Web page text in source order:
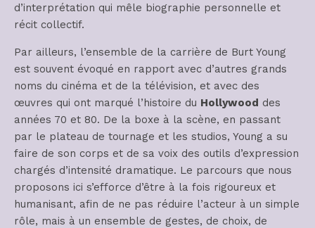
d’interprétation qui mêle biographie personnelle et
récit collectif.
Par ailleurs, l’ensemble de la carrière de Burt Young
est souvent évoqué en rapport avec d’autres grands
noms du cinéma et de la télévision, et avec des
œuvres qui ont marqué l’histoire du Hollywood des
années 70 et 80. De la boxe à la scène, en passant
par le plateau de tournage et les studios, Young a su
faire de son corps et de sa voix des outils d’expression
chargés d’intensité dramatique. Le parcours que nous
proposons ici s’efforce d’être à la fois rigoureux et
humanisant, afin de ne pas réduire l’acteur à un simple
rôle, mais à un ensemble de gestes, de choix, de